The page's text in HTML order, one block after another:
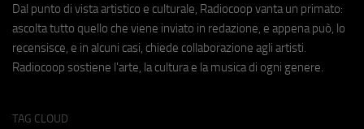
Dal punto di vista artistico e culturale, Radiocoop vanta un primato:
ascolta tutto quello che viene inviato in redazione, e appena può, lo
recensisce, e in alcuni casi, chiede collaborazione agli artisti.
Radiocoop sostiene l'arte, la cultura e la musica di ogni genere.
TAG CLOUD